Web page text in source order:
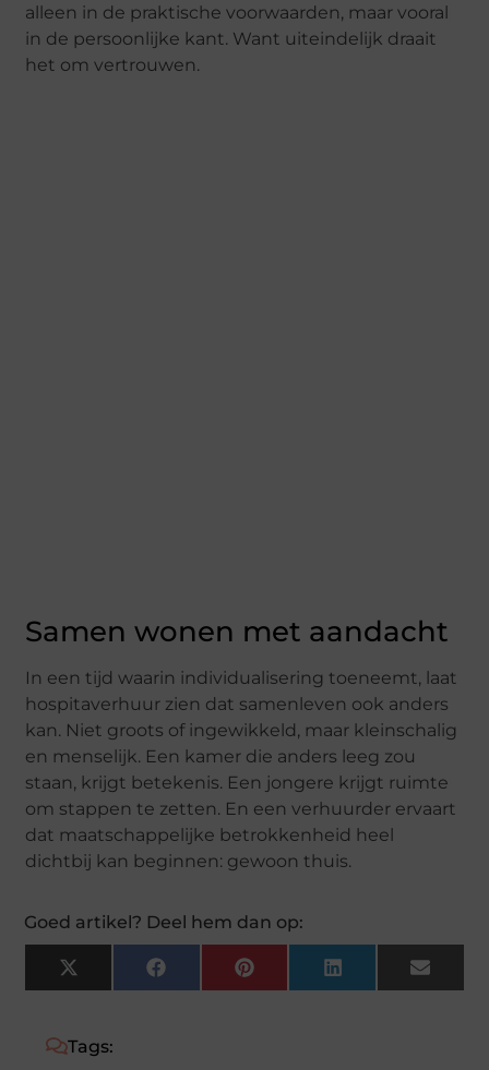
alleen in de praktische voorwaarden, maar vooral
in de persoonlijke kant. Want uiteindelijk draait
het om vertrouwen.
Samen wonen met aandacht
In een tijd waarin individualisering toeneemt, laat
hospitaverhuur zien dat samenleven ook anders
kan. Niet groots of ingewikkeld, maar kleinschalig
en menselijk. Een kamer die anders leeg zou
staan, krijgt betekenis. Een jongere krijgt ruimte
om stappen te zetten. En een verhuurder ervaart
dat maatschappelijke betrokkenheid heel
dichtbij kan beginnen: gewoon thuis.
Goed artikel? Deel hem dan op:
X
(Twitter)
FacebookPinterestLinkedIn Email
Tags: